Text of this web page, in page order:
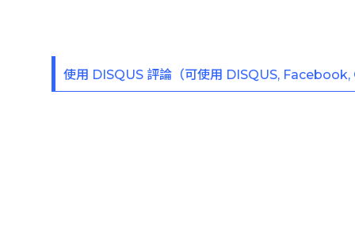
使用 DISQUS 評論（可使用 DISQUS,